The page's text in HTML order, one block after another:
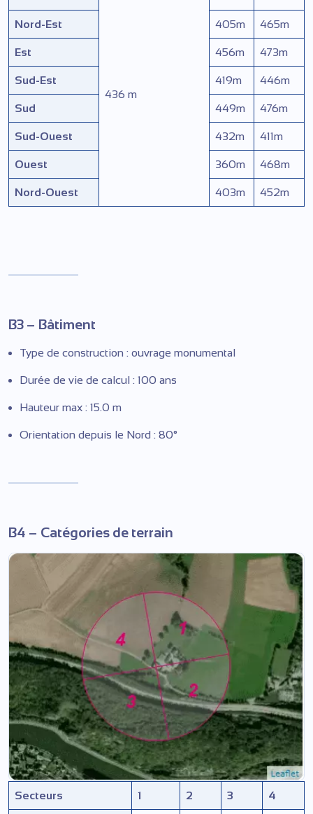
436 m
Nord-Est 405m 465m
Est 456m 473m
Sud-Est 419m 446m
Sud 449m 476m
Sud-Ouest 432m 411m
Ouest 360m 468m
Nord-Ouest 403m 452m
B3 – Bâtiment
Type de construction : ouvrage monumental
Durée de vie de calcul : 100 ans
Hauteur max : 15.0 m
Orientation depuis le Nord : 80°
B4 – Catégories de terrain
Secteurs 1 2 3 4